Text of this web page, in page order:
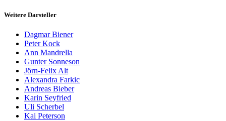
Weitere Darsteller
Dagmar Biener
Peter Kock
Ann Mandrella
Gunter Sonneson
Jörn-Felix Alt
Alexandra Farkic
Andreas Bieber
Karin Seyfried
Uli Scherbel
Kai Peterson